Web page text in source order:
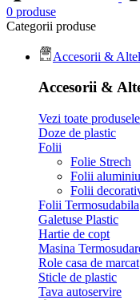
0 produse
Categorii produse
Accesorii &
Accesorii &
Vezi toate produsele
Doze de plastic
Folii
Folie Strech
Folii aluminiu
Folii
Folii Termosudabila
Galetuse Plastic
Hartie de copt
Masina
Role casa de marcat
Sticle de plastic
Tava autoservire